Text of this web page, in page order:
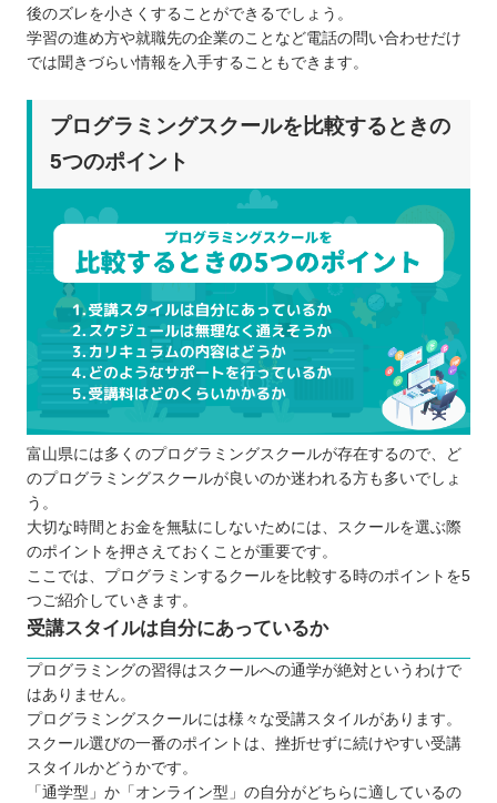
後のズレを小さくすることができるでしょう。
学習の進め方や就職先の企業のことなど電話の問い合わせだけ
では聞きづらい情報を入手することもできます。
プログラミングスクールを比較するときの
5つのポイント
富山県には多くのプログラミングスクールが存在するので、ど
のプログラミングスクールが良いのか迷われる方も多いでしょ
う。
大切な時間とお金を無駄にしないためには、スクールを選ぶ際
のポイントを押さえておくことが重要です。
ここでは、プログラミンするクールを比較する時のポイントを5
つご紹介していきます。
受講スタイルは自分にあっているか
プログラミングの習得はスクールへの通学が絶対というわけで
はありません。
プログラミングスクールには様々な受講スタイルがあります。
スクール選びの一番のポイントは、挫折せずに続けやすい受講
スタイルかどうかです。
「通学型」か「オンライン型」の自分がどちらに適しているの